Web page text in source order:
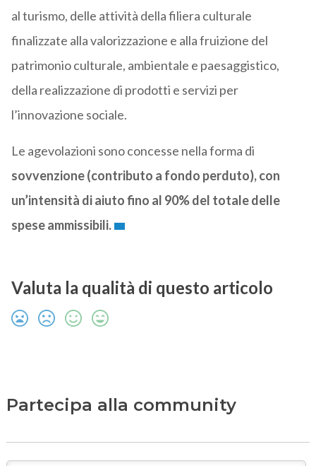
al turismo, delle attività della filiera culturale
finalizzate alla valorizzazione e alla fruizione del
patrimonio culturale, ambientale e paesaggistico,
della realizzazione di prodotti e servizi per
l’innovazione sociale.
Le agevolazioni sono concesse nella forma di
sovvenzione (contributo a fondo perduto), con
un’intensità di aiuto fino al 90% del totale delle
spese ammissibili.
Valuta la qualità di questo articolo
Partecipa alla community